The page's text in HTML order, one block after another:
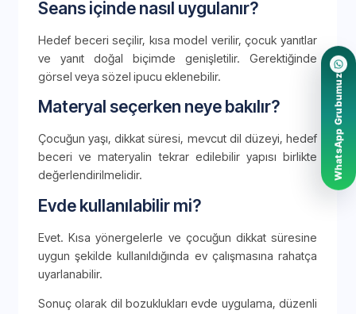
Seans içinde nasıl uygulanır?
Hedef beceri seçilir, kısa model verilir, çocuk yanıtlar
ve yanıt doğal biçimde genişletilir. Gerektiğinde
görsel veya sözel ipucu eklenebilir.
Materyal seçerken neye bakılır?
Çocuğun yaşı, dikkat süresi, mevcut dil düzeyi, hedef
beceri ve materyalin tekrar edilebilir yapısı birlikte
değerlendirilmelidir.
Evde kullanılabilir mi?
Evet. Kısa yönergelerle ve çocuğun dikkat süresine
uygun şekilde kullanıldığında ev çalışmasına rahatça
uyarlanabilir.
Sonuç olarak dil bozuklukları evde uygulama, düzenli
WhatsApp Grubumuz